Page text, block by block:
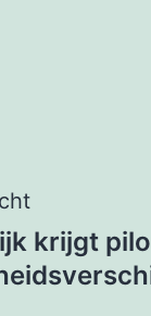
krijgt